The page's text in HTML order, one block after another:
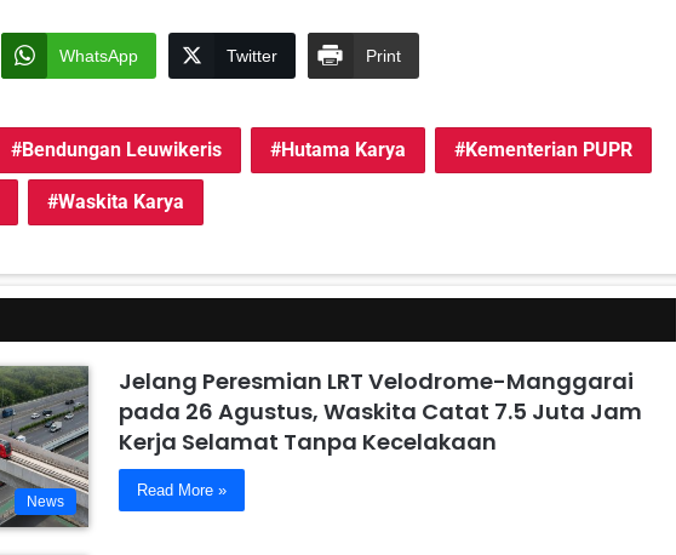
WhatsApp Twitter Print
Bendungan Leuwikeris Hutama Karya Kementerian PUPR
Waskita Karya
News
Jelang Peresmian LRT Velodrome-Manggarai
pada 26 Agustus, Waskita Catat 7.5 Juta Jam
Kerja Selamat Tanpa Kecelakaan
Read More »